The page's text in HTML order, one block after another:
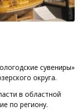
сувениры»
округа.
в областной
по региону.